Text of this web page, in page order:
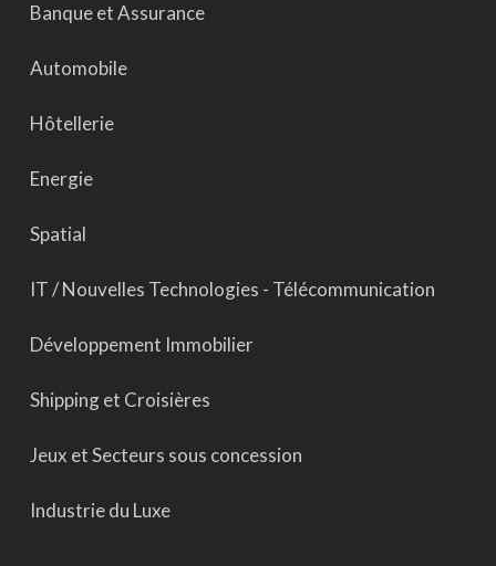
Banque et Assurance
Automobile
Hôtellerie
Energie
Spatial
IT / Nouvelles Technologies - Télécommunication
Développement Immobilier
Shipping et Croisières
Jeux et Secteurs sous concession
Industrie du Luxe